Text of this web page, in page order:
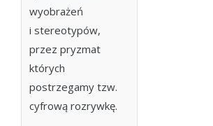
wyobrażeń
i stereotypów,
przez pryzmat
których
postrzegamy tzw.
cyfrową rozrywkę.